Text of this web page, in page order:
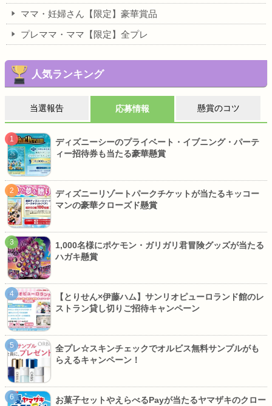
ママ・妊婦さん【限定】豪華賞品
プレママ・ママ【限定】全プレ
人気ランキング
当選報告 応募情報 懸賞のコツ
ディズニーシーのプライベート・イブニング・パーテ
ィー招待券も当たる豪華懸賞
ディズニーリゾートパークチケットが当たるキッコー
マンの豪華クローズド懸賞
1,000名様にポケモン・ガリガリ君冒険グッズが当たる
ハガキ懸賞
【とりせん×伊藤ハム】サンリオピューロランド館のレ
ストラン貸し切りご招待キャンペーン
全プレ☆スキンチェックでオルビス無料サンプルがも
らえるキャンペーン！
お菓子セットやえらべるPayが当たるヤマザキのクロー